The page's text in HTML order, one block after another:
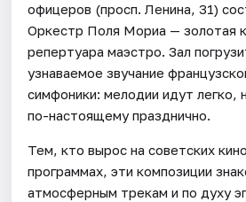
офицеров (просп. Ленина, 31)
Оркестр Поля Мориа — золотая
репертуара маэстро. Зал
узнаваемое звучание
симфоники: мелодии идут легко,
по-настоящему празднично.
Тем, кто вырос на советских
программах, эти композиции
атмосферным трекам и по духу